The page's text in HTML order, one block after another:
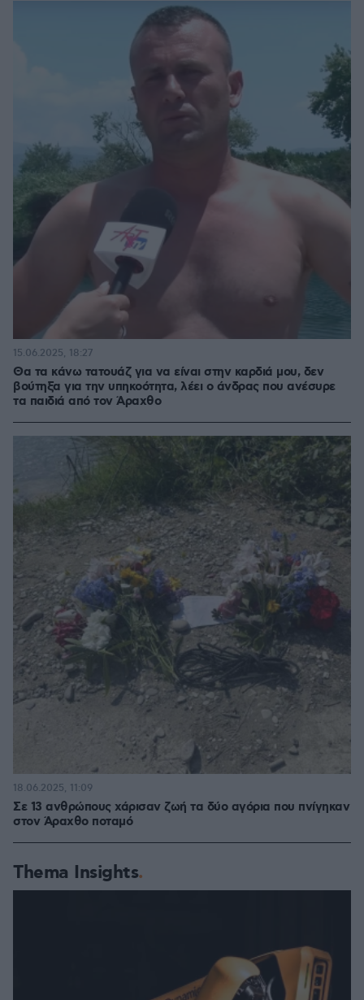
Θα τα κάνω τατουάζ για να είναι στην καρδιά μου, δεν
βούτηξα για την υπηκοότητα, λέει ο άνδρας που ανέσυρε
τα παιδιά από τον Άραχθο
15.06.2025, 18:27
Σε 13 ανθρώπους χάρισαν ζωή τα δύο αγόρια που πνίγηκαν
στον Άραχθο ποταμό
18.06.2025, 11:09
Thema Insights